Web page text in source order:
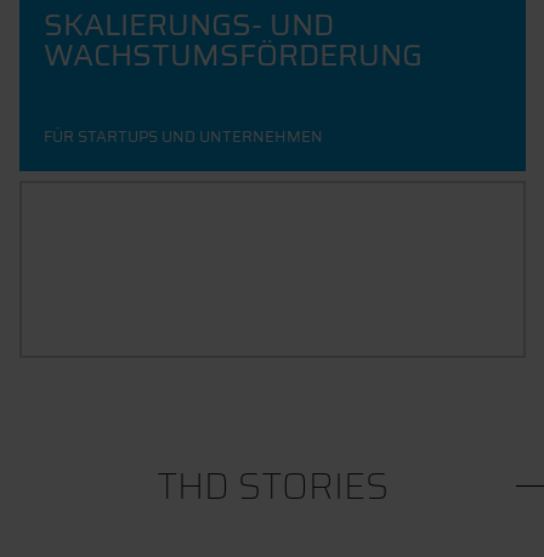
SKALIERUNGS- UND
WACHSTUMSFÖRDERUNG
FÜR STARTUPS UND UNTERNEHMEN
THD STORIES